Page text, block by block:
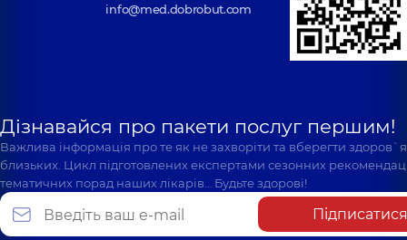
info@med.dobrobut.com
Дізнавайся про пакети послуг першим!
Важлива інформація про те як не захворіти та вберегти
близьких. Цикл підготовлених експертами сезонних
тематичних порад наших лікарів… Будьте здорові!
Підписатися